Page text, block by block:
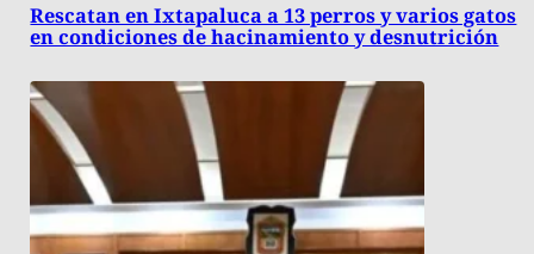
Rescatan en Ixtapaluca a 13 perros y varios gatos
en condiciones de hacinamiento y desnutrición